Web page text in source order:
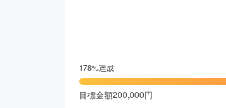
178%達成
目標金額200,000円